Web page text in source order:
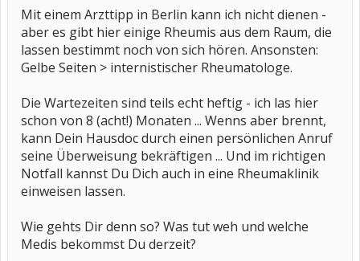
Mit einem Arzttipp in Berlin kann ich nicht dienen -
aber es gibt hier einige Rheumis aus dem Raum, die
lassen bestimmt noch von sich hören. Ansonsten:
Gelbe Seiten > internistischer Rheumatologe.
Die Wartezeiten sind teils echt heftig - ich las hier
schon von 8 (acht!) Monaten ... Wenns aber brennt,
kann Dein Hausdoc durch einen persönlichen Anruf
seine Überweisung bekräftigen ... Und im richtigen
Notfall kannst Du Dich auch in eine Rheumaklinik
einweisen lassen.
Wie gehts Dir denn so? Was tut weh und welche
Medis bekommst Du derzeit?